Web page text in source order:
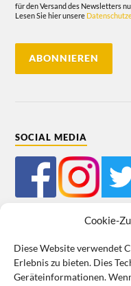
Cookie-
Diese Website verwendet
Erlebnis zu bieten. Dies
Geräteinformationen.
für den Versand des Newsletters
Lesen Sie hier unsere
SOCIAL MEDIA
Impressum